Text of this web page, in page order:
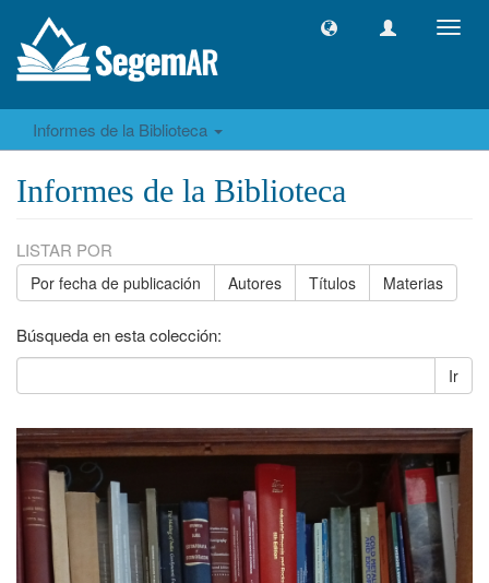
Informes de la Biblioteca
Informes de la Biblioteca
LISTAR POR
Por fecha de publicación Autores Títulos Materias
Búsqueda en esta colección:
Ir